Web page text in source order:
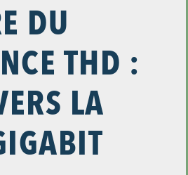
DU
THD :
LA